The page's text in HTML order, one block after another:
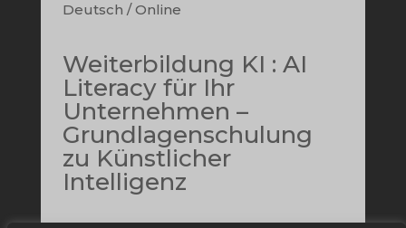
Deutsch / Online
Weiterbildung KI : AI
Literacy für Ihr
Unternehmen –
Grundlagenschulung
zu Künstlicher
Intelligenz